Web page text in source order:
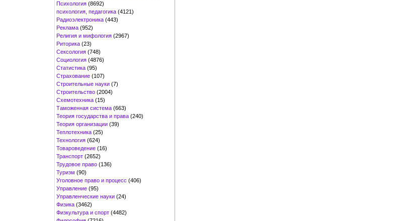
Психология (8692)
психология, педагогика (4121)
Радиоэлектроника (443)
Реклама (952)
Религия и мифология (2967)
Риторика (23)
Сексология (748)
Социология (4876)
Статистика (95)
Страхование (107)
Строительные науки (7)
Строительство (2004)
Схемотехника (15)
Таможенная система (663)
Теория государства и права (240)
Теория организации (39)
Теплотехника (25)
Технология (624)
Товароведение (16)
Транспорт (2652)
Трудовое право (136)
Туризм (90)
Уголовное право и процесс (406)
Управление (95)
Управленческие науки (24)
Физика (3462)
Физкультура и спорт (4482)